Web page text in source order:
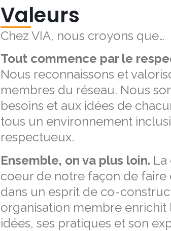
Valeurs
Chez VIA, nous croyons que…
Tout commence par le
Nous reconnaissons et
membres du réseau. Nous
besoins et aux idées de
tous un environnement
respectueux.
Ensemble, on va plus loin.
coeur de notre façon de faire
dans un esprit de co-
organisation membre enrichit
idées, ses pratiques et son